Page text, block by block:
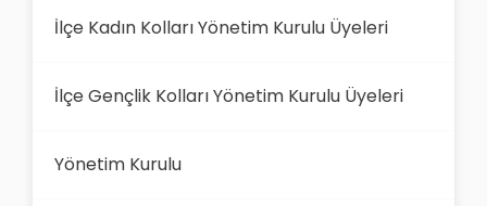
İlçe Kadın Kolları Yönetim Kurulu Üyeleri
İlçe Gençlik Kolları Yönetim Kurulu Üyeleri
Yönetim Kurulu